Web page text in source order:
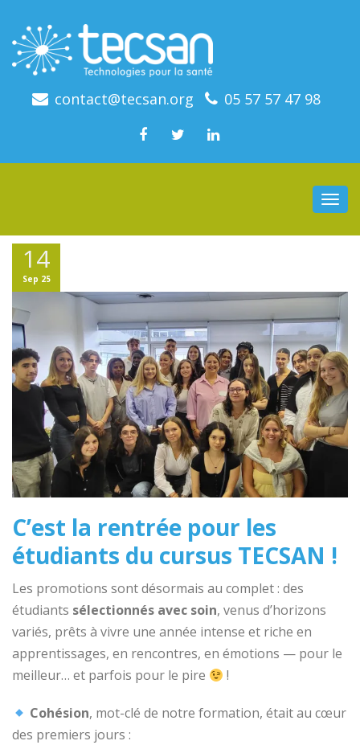
contact@tecsan.org 05 57 57 47 98
14
Sep 25
C’est la rentrée pour les
étudiants du cursus TECSAN !
Les promotions sont désormais au complet : des
étudiants sélectionnés avec soin, venus d’horizons
variés, prêts à vivre une année intense et riche en
apprentissages, en rencontres, en émotions — pour le
meilleur… et parfois pour le pire
!
Cohésion, mot-clé de notre formation, était au cœur
des premiers jours :